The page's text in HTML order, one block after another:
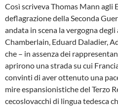
Così scriveva Thomas Mann agli
deflagrazione della Seconda
andata in scena la vergogna
Chamberlain, Eduard Daladier,
che – in assenza dei
aprirono una strada su cui
convinti di aver ottenuto una
mire espansionistiche del Terzo
cecoslovacchi di lingua tedesca